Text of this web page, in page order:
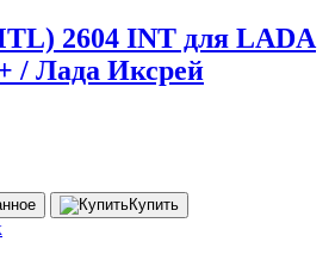
2604 INT для LADA
/ Лада Иксрей
Купить